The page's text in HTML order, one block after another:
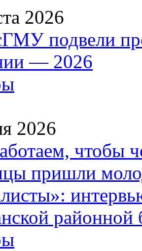
2026
подвели
— 2026
2026
чтобы
пришли